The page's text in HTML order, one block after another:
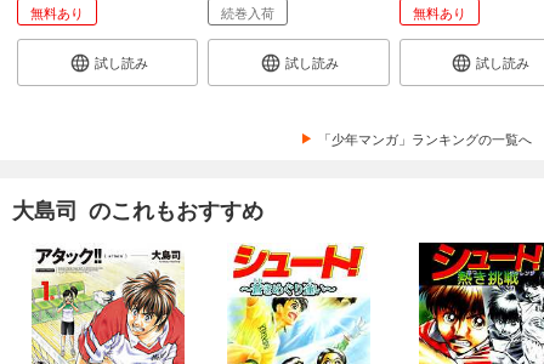
無料あり
試し読み
続巻入荷
試し読み
無料あり
試し読み
「少年マンガ」ランキングの一覧へ
大島司 のこれもおすすめ